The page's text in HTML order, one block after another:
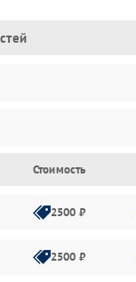
Стоимость
2500 ₽
2500 ₽